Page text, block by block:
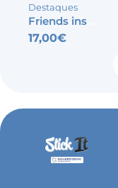
Destaques
17,00€